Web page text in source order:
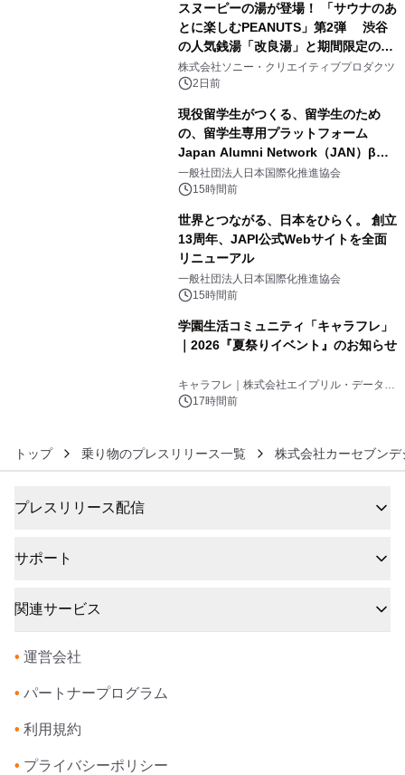
スヌーピーの湯が登場！ 「サウナのあ
とに楽しむPEANUTS」第2弾 渋谷
の人気銭湯「改良湯」と期間限定のコ
ラボレーション サウナイキタイコラ
ボグッズも発売決定！
株式会社ソニー・クリエイティブプロダクツ
2日前
現役留学生がつくる、留学生のため
の、留学生専用プラットフォーム
Japan Alumni Network（JAN）β版
をリリース
一般社団法人日本国際化推進協会
15時間前
世界とつながる、日本をひらく。 創立
13周年、JAPI公式Webサイトを全面
リニューアル
一般社団法人日本国際化推進協会
15時間前
学園生活コミュニティ「キャラフレ」
｜2026『夏祭りイベント』のお知らせ
キャラフレ｜株式会社エイプリル・データ・
デザインズ
17時間前
トップ 乗り物のプレスリリース一覧 株式会社カーセブン
プレスリリース配信
サポート
関連サービス
• 運営会社
• パートナープログラム
• 利用規約
• プライバシーポリシー